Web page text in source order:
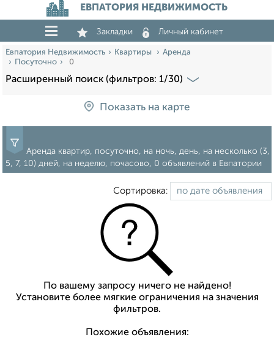
ЕВПАТОРИЯ НЕДВИЖИМОСТЬ
Закладки Личный кабинет
Евпатория Недвижимость Квартиры
Аренда
Посуточно
0
Расширенный поиск (фильтров: 1/30)
Показать на карте
Аренда квартир, посуточно, на ночь, день, на несколько (3,
5, 7, 10) дней, на неделю, почасово, 0 объявлений в Евпатории
Сортировка:
По вашему запросу ничего не найдено!
Установите более мягкие ограничения на значения
фильтров.
Похожие объявления: